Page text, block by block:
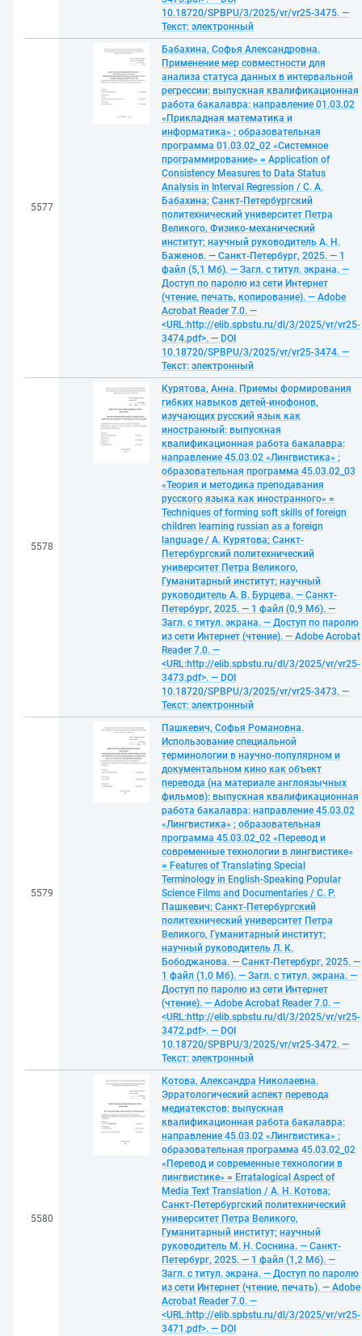
10.18720/SPBPU/3/2025/vr/vr25-3475. —
Текст: электронный
5577
Бабахина, Софья Александровна.
Применение мер совместности для
анализа статуса данных в интервальной
регрессии: выпускная квалификационная
работа бакалавра: направление 01.03.02
«Прикладная математика и
информатика» ; образовательная
программа 01.03.02_02 «Системное
программирование» = Application of
Consistency Measures to Data Status
Analysis in Interval Regression / С. А.
Бабахина; Санкт-Петербургский
политехнический университет Петра
Великого, Физико-механический
институт; научный руководитель А. Н.
Баженов. — Санкт-Петербург, 2025. — 1
файл (5,1 Мб). — Загл. с титул. экрана. —
Доступ по паролю из сети Интернет
(чтение, печать, копирование). — Adobe
Acrobat Reader 7.0. —
<URL:http://elib.spbstu.ru/dl/3/2025/vr/vr25-
3474.pdf>. — DOI
10.18720/SPBPU/3/2025/vr/vr25-3474. —
Текст: электронный
5578
Курятова, Анна. Приемы формирования
гибких навыков детей-инофонов,
изучающих русский язык как
иностранный: выпускная
квалификационная работа бакалавра:
направление 45.03.02 «Лингвистика» ;
образовательная программа 45.03.02_03
«Теория и методика преподавания
русского языка как иностранного» =
Techniques of forming soft skills of foreign
children learning russian as a foreign
language / А. Курятова; Санкт-
Петербургский политехнический
университет Петра Великого,
Гуманитарный институт; научный
руководитель А. В. Бурцева. — Санкт-
Петербург, 2025. — 1 файл (0,9 Мб). —
Загл. с титул. экрана. — Доступ по паролю
из сети Интернет (чтение). — Adobe Acrobat
Reader 7.0. —
<URL:http://elib.spbstu.ru/dl/3/2025/vr/vr25-
3473.pdf>. — DOI
10.18720/SPBPU/3/2025/vr/vr25-3473. —
Текст: электронный
5579
Пашкевич, Софья Романовна.
Использование специальной
терминологии в научно-популярном и
документальном кино как объект
перевода (на материале англоязычных
фильмов): выпускная квалификационная
работа бакалавра: направление 45.03.02
«Лингвистика» ; образовательная
программа 45.03.02_02 «Перевод и
современные технологии в лингвистике»
= Features of Translating Special
Terminology in English-Speaking Popular
Science Films and Documentaries / С. Р.
Пашкевич; Санкт-Петербургский
политехнический университет Петра
Великого, Гуманитарный институт;
научный руководитель Л. К.
Бободжанова. — Санкт-Петербург, 2025. —
1 файл (1,0 Мб). — Загл. с титул. экрана. —
Доступ по паролю из сети Интернет
(чтение). — Adobe Acrobat Reader 7.0. —
<URL:http://elib.spbstu.ru/dl/3/2025/vr/vr25-
3472.pdf>. — DOI
10.18720/SPBPU/3/2025/vr/vr25-3472. —
Текст: электронный
5580
Котова, Александра Николаевна.
Эрратологический аспект перевода
медиатекстов: выпускная
квалификационная работа бакалавра:
направление 45.03.02 «Лингвистика» ;
образовательная программа 45.03.02_02
«Перевод и современные технологии в
лингвистике» = Erratalogical Aspect of
Media Text Translation / А. Н. Котова;
Санкт-Петербургский политехнический
университет Петра Великого,
Гуманитарный институт; научный
руководитель М. Н. Соснина. — Санкт-
Петербург, 2025. — 1 файл (1,2 Мб). —
Загл. с титул. экрана. — Доступ по паролю
из сети Интернет (чтение, печать). — Adobe
Acrobat Reader 7.0. —
<URL:http://elib.spbstu.ru/dl/3/2025/vr/vr25-
3471.pdf>. — DOI